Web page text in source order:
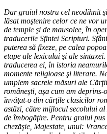
Dar graiul nostru cel neodihnit
lăsat moştenire celor ce ne vor
de temple şi de mausolee, în
traducerile Sfintei Scripturi.
puterea să fixeze, pe calea
etape ale lexicului şi ale
traducerea ei, în istoria
momente religioase şi literare.
umplem sacrele măsuri ale
româneşti, aşa cum am
învăţat-o din cărţile clasicilor
astăzi, către mijlocul secolului
de îmbogăţire. Pentru graiul
chezăşie, Majestate, unul: